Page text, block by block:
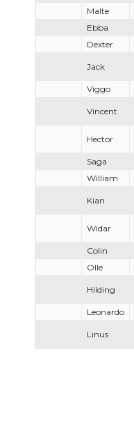
Malte
Ebba
Dexter
Jack
Viggo
Vincent
Hector
Saga
William
Kian
Widar
Colin
Olle
Hilding
Leonardo
Linus